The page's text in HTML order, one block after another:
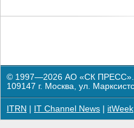
© 1997—2026 АО «СК ПРЕСС».
109147 г. Москва, ул.
ITRN IT Channel News itWeek